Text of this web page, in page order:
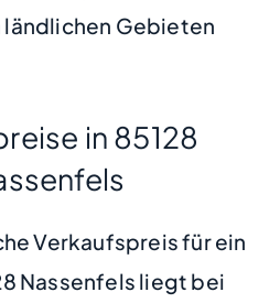
ländlichen Gebieten
in 85128
Verkaufspreis für ein
Nassenfels liegt bei